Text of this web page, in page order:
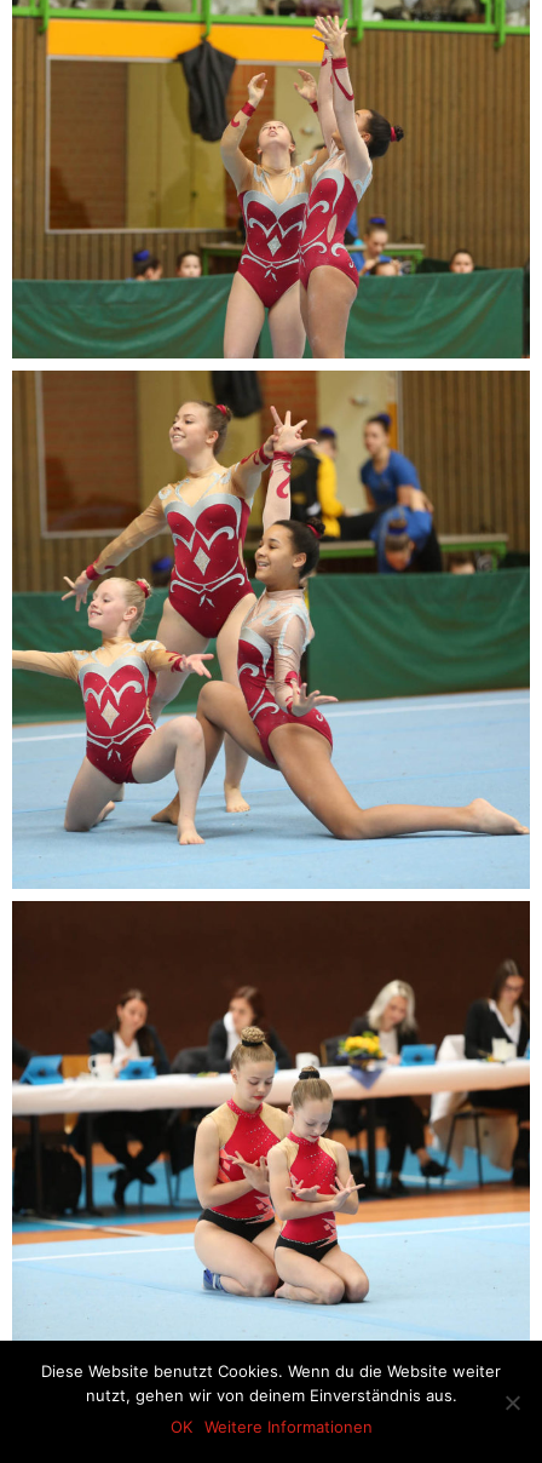
Diese Website benutzt Cookies. Wenn du die Website weiter
nutzt, gehen wir von deinem Einverständnis aus.
OK
Weitere Informationen